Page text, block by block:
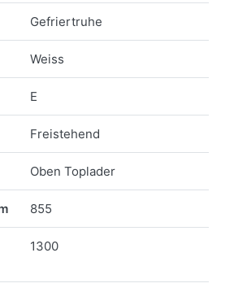
Gefriertruhe
Weiss
E
Freistehend
Oben Toplader
855
1300